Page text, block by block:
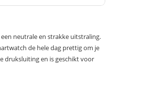
neutrale en strakke uitstraling.
de hele dag prettig om je
druksluiting en is geschikt voor